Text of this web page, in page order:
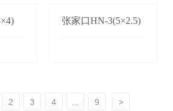
张家口HN-3(5×2.5)
2 3 4 9 >